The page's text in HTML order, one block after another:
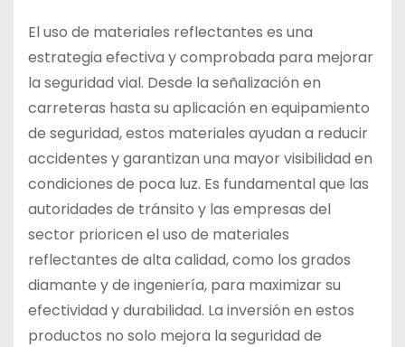
El uso de materiales reflectantes es una
estrategia efectiva y comprobada para mejorar
la seguridad vial. Desde la señalización en
carreteras hasta su aplicación en equipamiento
de seguridad, estos materiales ayudan a reducir
accidentes y garantizan una mayor visibilidad en
condiciones de poca luz. Es fundamental que las
autoridades de tránsito y las empresas del
sector prioricen el uso de materiales
reflectantes de alta calidad, como los grados
diamante y de ingeniería, para maximizar su
efectividad y durabilidad. La inversión en estos
productos no solo mejora la seguridad de